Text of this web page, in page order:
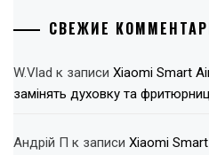
СВЕЖИЕ
W.Vlad к записи Xiaomi Smart
замінять духовку та
Андрій П к записи Xiaomi